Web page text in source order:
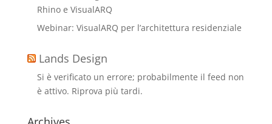
Rhino e VisualARQ
Webinar: VisualARQ per l’architettura residenziale
Lands Design
Si è verificato un errore; probabilmente il feed non
è attivo. Riprova più tardi.